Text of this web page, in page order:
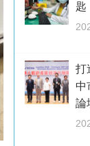
匙
打
中
論